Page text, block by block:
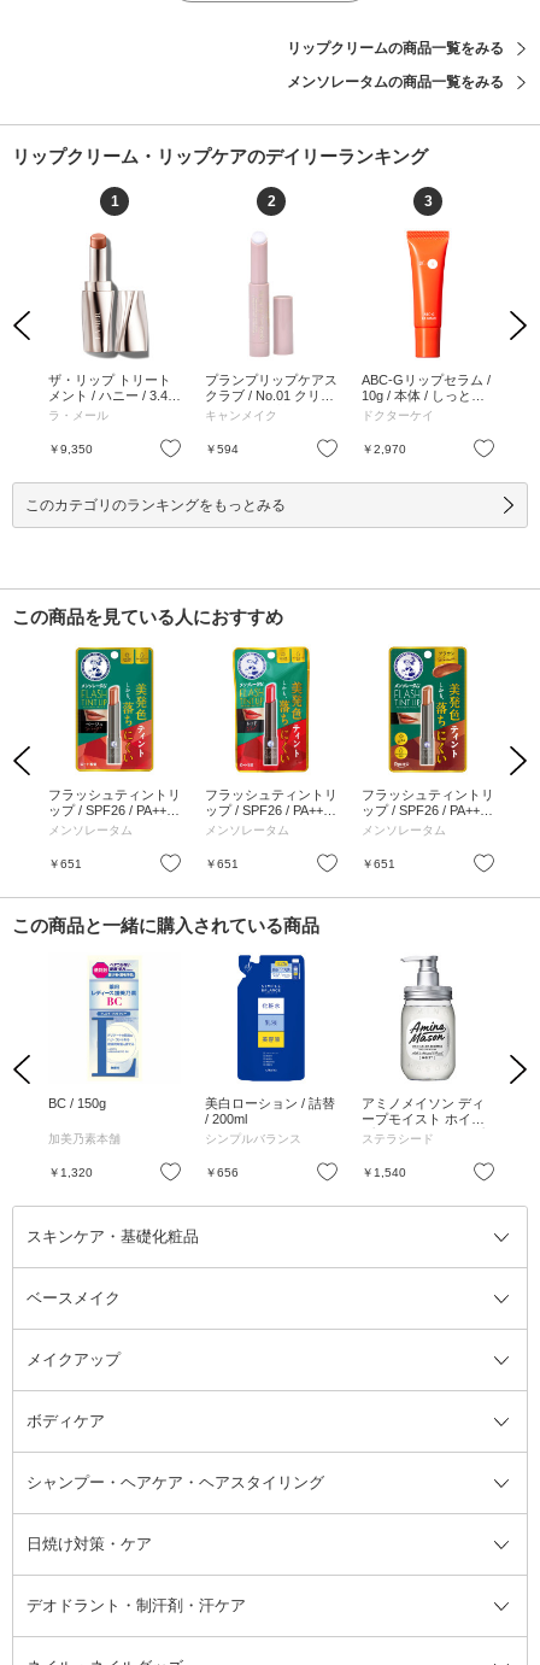
リップクリームの商品一覧をみる
メンソレータムの商品一覧をみる
リップクリーム・リップケアのデイリーランキング
Previous
お気に入り
1
ザ・リップ トリート
メント / ハニー / 3.4g
/ ハニー / 3.4g
ラ・メール
￥9,350 お気に入り
2
プランプリップケアス
クラブ / No.01 クリア
/ 0.27g / 無香料 / No.0
キャンメイク
￥594 お気に入り
3
ABC-Gリップセラム /
10g / 本体 / しっとり /
10g
ドクターケイ
￥2,970
Next
このカテゴリのランキングをもっとみる
この商品を見ている人におすすめ
Previous
お気に入り
フラッシュティントリ
ップ / SPF26 / PA+++ /
ベージュ / 2g / 無香料
メンソレータム
￥651 お気に入り
フラッシュティントリ
ップ / SPF26 / PA+++ /
レッド / 2g / 無香料
メンソレータム
￥651 お気に入り
フラッシュティントリ
ップ / SPF26 / PA+++ /
本体 / ブラウン / 2g
メンソレータム
￥651
Next
この商品と一緒に購入されている商品
Previous
お気に入り
BC / 150g
加美乃素本舗
￥1,320 お気に入り
美白ローション / 詰替
/ 200ml
シンプルバランス
￥656 お気に入り
アミノメイソン ディ
ープモイスト ホイッ
プクリーム シャンプ
ステラシード
￥1,540
Next
スキンケア・基礎化粧品
スキンケア・基礎化粧品全て
洗顔料
美容液
オールインワン化粧品 フェイスクリーム
フェイスオイル・バーム
ブースター・導入液
ベースメイク
ベースメイク全て
BBクリーム
コンシーラー ファンデーション
フェイスパウダー
メイクアップ
メイクアップ全て
まつげ美容液 つけまつげ
アイシャドウ
アイブロウ・眉マスカラ
ボディケア
ボディケア全て
ボディソープ・ハンドソープ・石
けん
ボディケア
レッグ・フットケア
シャンプー・ヘアケア・ヘアスタイリング
シャンプー・ヘアケア・ヘアスタ
イリング全て
洗い流さないトリートメント
日焼け対策・ケア
日焼け対策・ケア全て
デオドラント・制汗剤・汗ケア
デオドラント・制汗剤・汗ケア全